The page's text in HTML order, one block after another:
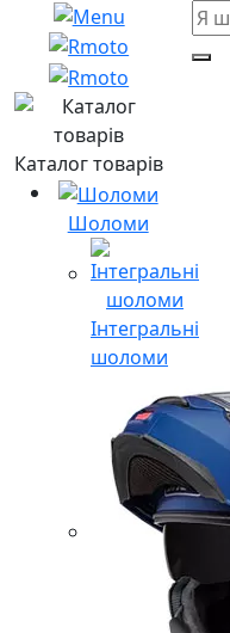
Каталог товарів
Шоломи
Інтегральні
шоломи